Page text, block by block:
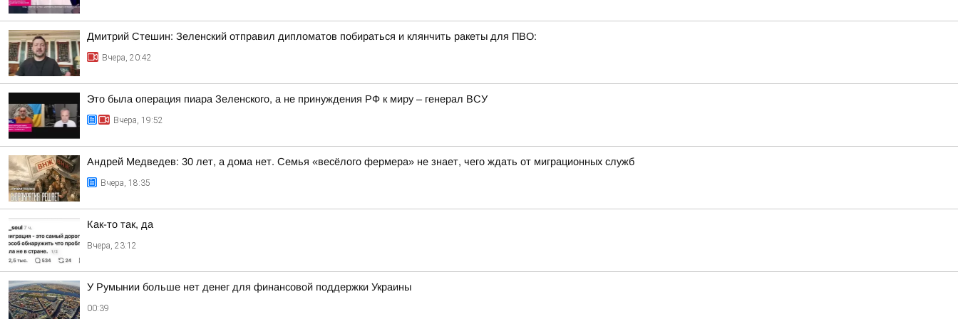
Дмитрий Стешин: Зеленский отправил дипломатов побираться и клянчить ракеты для ПВО:
Вчера, 20:42
Это была операция пиара Зеленского, а не принуждения РФ к миру – генерал ВСУ
Вчера, 19:52
Андрей Медведев: 30 лет, а дома нет. Семья «весёлого фермера» не знает, чего ждать от миграционных служб
Вчера, 18:35
Как-то так, да
Вчера, 23:12
У Румынии больше нет денег для финансовой поддержки Украины
00:39